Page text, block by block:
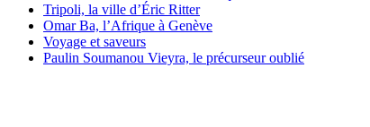
Tripoli, la ville d’Éric Ritter
Omar Ba, l’Afrique à Genève
Voyage et saveurs
Paulin Soumanou Vieyra, le précurseur oublié